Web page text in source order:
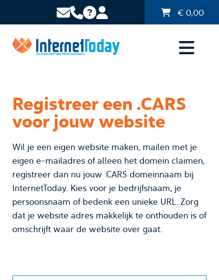
€ 0,00
Registreer een .CARS
voor jouw website
Wil je een eigen website maken, mailen met je
eigen e-mailadres of alleen het domein claimen,
registreer dan nu jouw .CARS domeinnaam bij
InternetToday. Kies voor je bedrijfsnaam, je
persoonsnaam of bedenk een unieke URL. Zorg
dat je website adres makkelijk te onthouden is of
omschrijft waar de website over gaat.